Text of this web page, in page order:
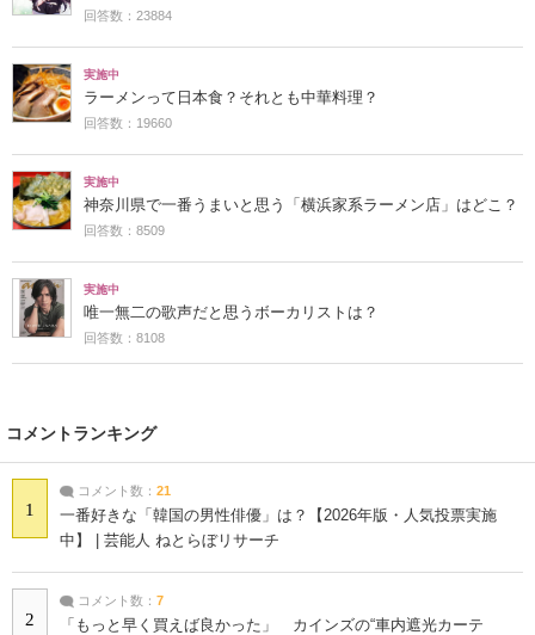
回答数：23884
実施中
ラーメンって日本食？それとも中華料理？
回答数：19660
実施中
神奈川県で一番うまいと思う「横浜家系ラーメン店」はどこ？
回答数：8509
実施中
唯一無二の歌声だと思うボーカリストは？
回答数：8108
コメントランキング
1
コメント数： 21
一番好きな「韓国の男性俳優」は？【2026年版・人気投票実施
中】 | 芸能人 ねとらぼリサーチ
2
コメント数： 7
「もっと早く買えば良かった」 カインズの“車内遮光カーテ